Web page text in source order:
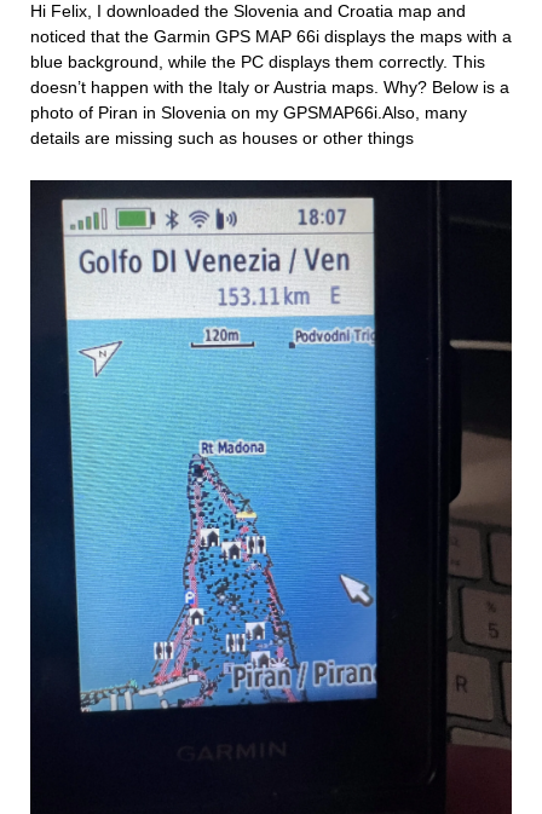
Hi Felix, I downloaded the Slovenia and Croatia map and
noticed that the Garmin GPS MAP 66i displays the maps with a
blue background, while the PC displays them correctly. This
doesn’t happen with the Italy or Austria maps. Why? Below is a
photo of Piran in Slovenia on my GPSMAP66i.Also, many
details are missing such as houses or other things